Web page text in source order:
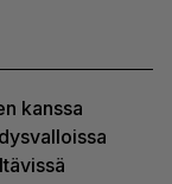
kanssa